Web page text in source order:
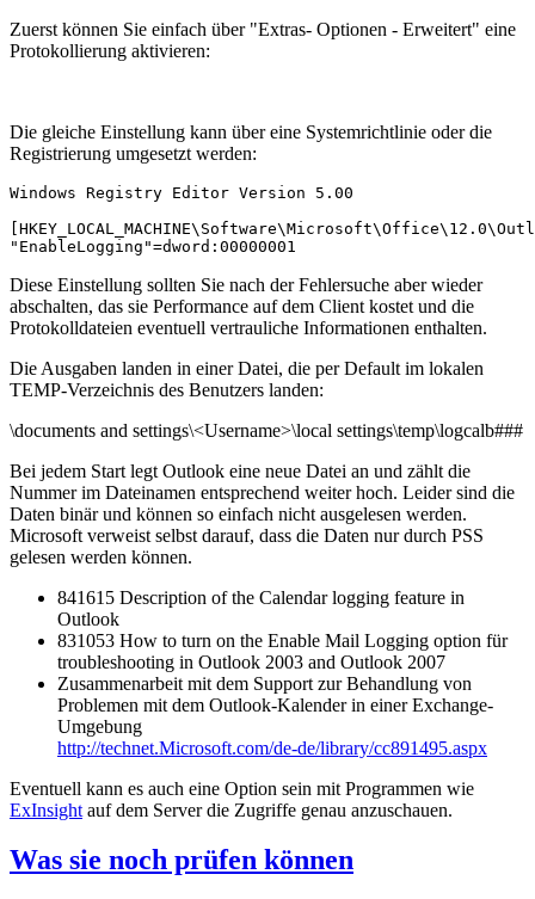
Zuerst können Sie einfach über "Extras- Optionen - Erweitert" eine
Protokollierung aktivieren:
Die gleiche Einstellung kann über eine Systemrichtlinie oder die
Registrierung umgesetzt werden:
Windows Registry Editor Version 5.00
"EnableLogging"=dword:00000001
Diese Einstellung sollten Sie nach der Fehlersuche aber wieder
abschalten, das sie Performance auf dem Client kostet und die
Protokolldateien eventuell vertrauliche Informationen enthalten.
Die Ausgaben landen in einer Datei, die per Default im lokalen
TEMP-Verzeichnis des Benutzers landen:
\documents and settings\<Username>\local settings\temp\logcalb###
Bei jedem Start legt Outlook eine neue Datei an und zählt die
Nummer im Dateinamen entsprechend weiter hoch. Leider sind die
Daten binär und können so einfach nicht ausgelesen werden.
Microsoft verweist selbst darauf, dass die Daten nur durch PSS
gelesen werden können.
841615 Description of the Calendar logging feature in
Outlook
831053 How to turn on the Enable Mail Logging option für
troubleshooting in Outlook 2003 and Outlook 2007
Zusammenarbeit mit dem Support zur Behandlung von
Problemen mit dem Outlook-Kalender in einer Exchange-
Umgebung
http://technet.Microsoft.com/de-de/library/cc891495.aspx
Eventuell kann es auch eine Option sein mit Programmen wie
ExInsight auf dem Server die Zugriffe genau anzuschauen.
Was sie noch prüfen können